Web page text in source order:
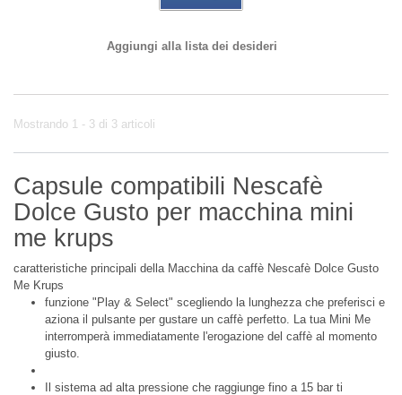
Aggiungi alla lista dei desideri
Mostrando 1 - 3 di 3 articoli
Capsule compatibili Nescafè
Dolce Gusto per macchina mini
me krups
caratteristiche principali della Macchina da caffè Nescafè Dolce Gusto
Me Krups
funzione "Play & Select" scegliendo la lunghezza che preferisci e
aziona il pulsante per gustare un caffè perfetto. La tua Mini Me
interromperà immediatamente l'erogazione del caffè al momento
giusto.
Il sistema ad alta pressione che raggiunge fino a 15 bar ti